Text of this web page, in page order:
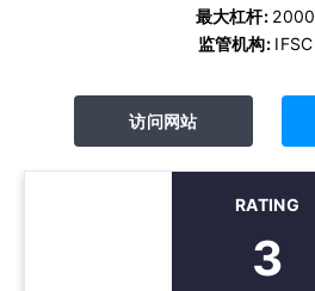
最大杠杆: 2000
监管机构: IFSC
访问网站
RATING
3